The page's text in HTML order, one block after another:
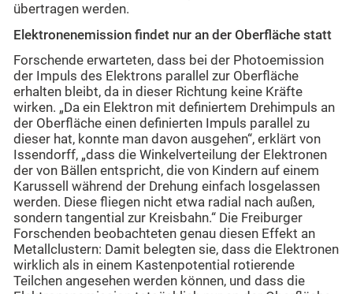
übertragen werden.
Elektronenemission findet nur an der Oberfläche statt
Forschende erwarteten, dass bei der Photoemission
der Impuls des Elektrons parallel zur Oberfläche
erhalten bleibt, da in dieser Richtung keine Kräfte
wirken. „Da ein Elektron mit definiertem Drehimpuls an
der Oberfläche einen definierten Impuls parallel zu
dieser hat, konnte man davon ausgehen“, erklärt von
Issendorff, „dass die Winkelverteilung der Elektronen
der von Bällen entspricht, die von Kindern auf einem
Karussell während der Drehung einfach losgelassen
werden. Diese fliegen nicht etwa radial nach außen,
sondern tangential zur Kreisbahn.“ Die Freiburger
Forschenden beobachteten genau diesen Effekt an
Metallclustern: Damit belegten sie, dass die Elektronen
wirklich als in einem Kastenpotential rotierende
Teilchen angesehen werden können, und dass die